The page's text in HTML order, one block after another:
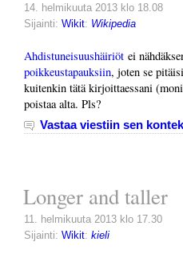
14. helmikuuta 2013 klo 18.08
Sijainti: Wikit: Wikipedia
Ahdistuneisuushäiriötei
poikkeustapauksiin, joten se
kuitenkin tätä kirjoittaessani
poistaa alta. Pls?
Vastaa viestiin sen
Longer and taller
11. helmikuuta 2013 klo 17.30
Sijainti: Wikit: kieli